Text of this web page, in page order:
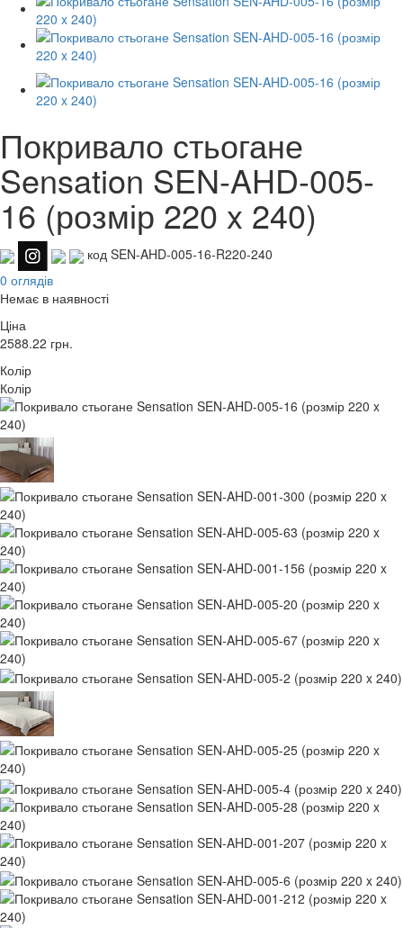
Покривало стьогане
Sensation SEN-AHD-005-
16 (розмір 220 x 240)
код SEN-AHD-005-16-R220-240
0 оглядів
Немає в наявності
Ціна
2588.22 грн.
Колір
Колір